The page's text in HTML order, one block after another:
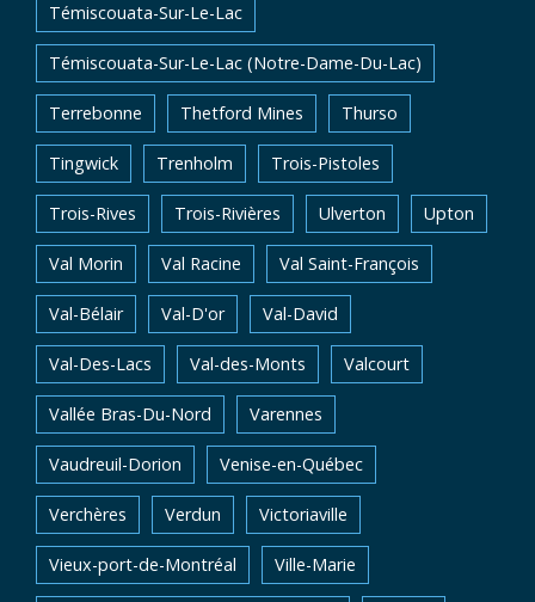
Témiscouata-Sur-Le-Lac
Témiscouata-Sur-Le-Lac (Notre-Dame-Du-Lac)
Terrebonne Thetford Mines Thurso
Tingwick Trenholm Trois-Pistoles
Trois-Rives Trois-Rivières Ulverton Upton
Val Morin Val Racine Val Saint-François
Val-Bélair Val-D'or Val-David
Val-Des-Lacs Val-des-Monts Valcourt
Vallée Bras-Du-Nord Varennes
Vaudreuil-Dorion Venise-en-Québec
Verchères Verdun Victoriaville
Vieux-port-de-Montréal Ville-Marie